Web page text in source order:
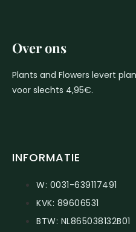
Over ons
Plants and Flowers levert
voor slechts 4,95€.
INFORMATIE
W: 0031-639117491
KVK: 89606531
BTW: NL865038132B01